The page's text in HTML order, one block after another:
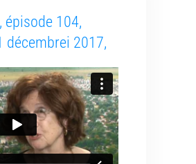
épisode 104,
décembrei 2017,